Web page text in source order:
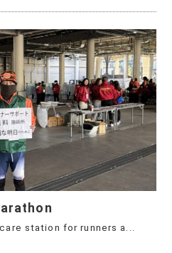
station for runners a...